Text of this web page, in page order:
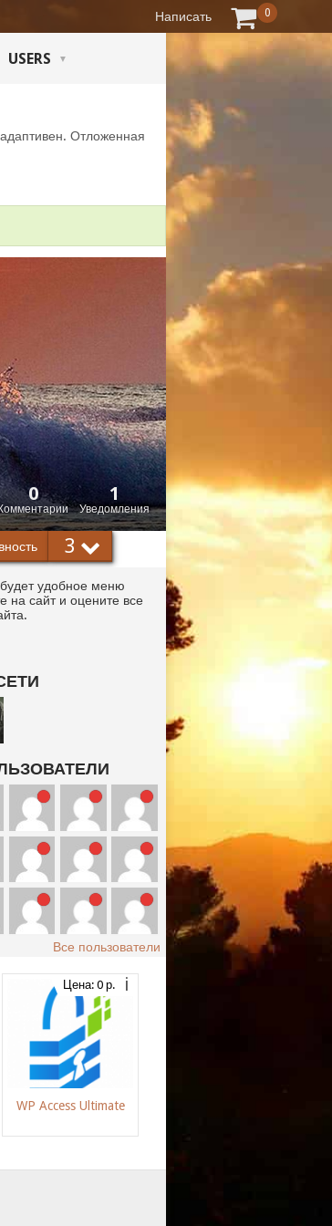
USERS
Отложенная
0
Уведомления
1
3
удобное меню
на сайт и оцените все
Все пользователи
Цена: 0 р.
WP Access Ultimate
Написать 0